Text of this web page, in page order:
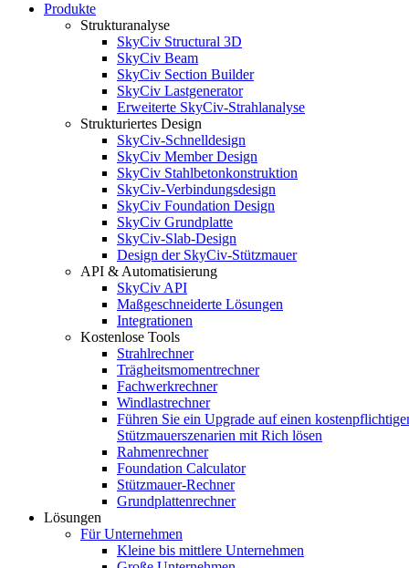
Produkte
Strukturanalyse
SkyCiv Structural 3D
SkyCiv Beam
SkyCiv Section Builder
SkyCiv Lastgenerator
Erweiterte SkyCiv-Strahlanalyse
Strukturiertes Design
SkyCiv-Schnelldesign
SkyCiv Member Design
SkyCiv Stahlbetonkonstruktion
SkyCiv-Verbindungsdesign
SkyCiv Foundation Design
SkyCiv Grundplatte
SkyCiv-Slab-Design
Design der SkyCiv-Stützmauer
API & Automatisierung
SkyCiv API
Maßgeschneiderte Lösungen
Integrationen
Kostenlose Tools
Strahlrechner
Trägheitsmomentrechner
Fachwerkrechner
Windlastrechner
Führen Sie ein Upgrade auf einen
Stützmauerszenarien mit Rich lösen
Rahmenrechner
Foundation Calculator
Stützmauer-Rechner
Grundplattenrechner
Lösungen
Für Unternehmen
Kleine bis mittlere Unternehmen